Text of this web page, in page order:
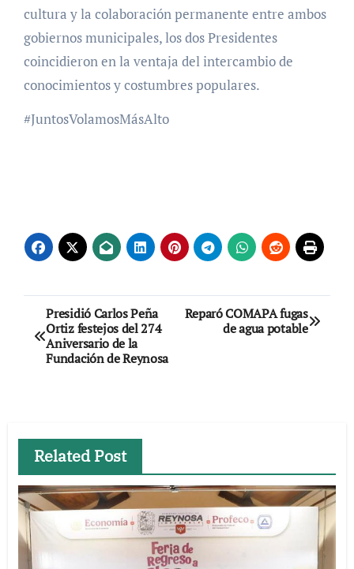
cultura y la colaboración permanente entre ambos
gobiernos municipales, los dos Presidentes
coincidieron en la ventaja del intercambio de
conocimientos y costumbres populares.
#JuntosVolamosMásAlto
Navegación
de
Presidió Carlos Peña
Ortiz festejos del 274
Aniversario de la
Fundación de Reynosa
Reparó COMAPA fugas
de agua potable
Related Post